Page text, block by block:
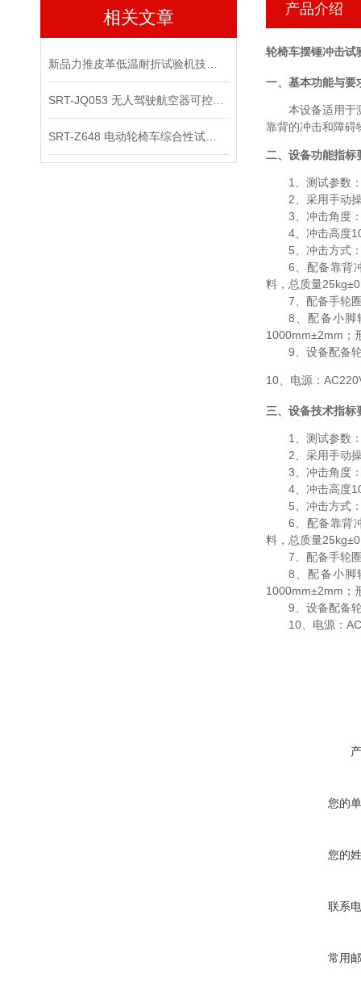
相关文章 产品介绍
轮椅车摆锤冲击试
一、基本功能与要
本设备适用于
靠背的冲击和障碍
二、设备功能指标
1
、测试参数
2 、采用手动
3 、冲击角度
4 、冲击高度
5 、冲击方式
6 、配备靠背
料，总质量25kg±
7 、配备手轮
8 、配备小
1000mm±2mm ；
9 、设备配备
10 、电源：
三、设备技术指标
1
、测试参数
2 、采用手动
3 、冲击角度
4 、冲击高度
5 、冲击方式
6 、配备靠背
料，总质量25kg±
7 、配备手轮
8 、配备小
1000mm±2mm ；
9 、设备配备
10 、电源：
您的
您的
联系
常用